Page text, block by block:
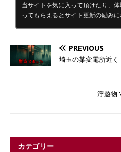
当サイトを気に入って頂けたり、
ってもらえるとサイト更新の励みに
PREVIOUS
埼玉の某変電所近く
浮遊物
カテゴリー